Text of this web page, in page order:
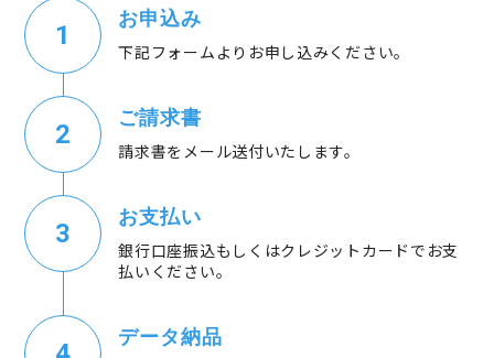
お申込み
下記フォームよりお申し込みください。
ご請求書
請求書をメール送付いたします。
お支払い
銀行口座振込もしくはクレジットカードでお支
払いください。
データ納品